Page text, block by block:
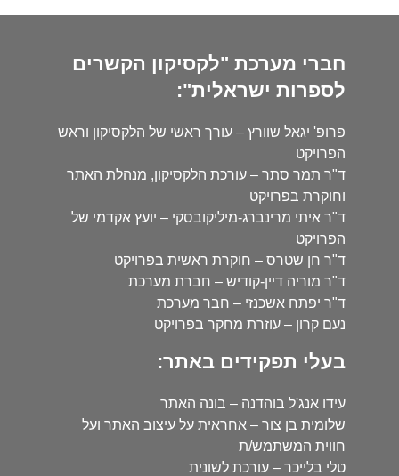
חברי מערכת "לקסיקון הקשרים
לספרות ישראלית":
פרופ' יגאל שוורץ – עורך ראשי של הלקסיקון וראש
הפרויקט
ד"ר תמר סתר – עורכת הלקסיקון, מנהלת האתר
וחוקרת בפרויקט
ד"ר איתי מרינברג-מיליקובסקי – יועץ אקדמי של
הפרויקט
ד"ר חן שטרס – חוקרת ראשית בפרויקט
ד"ר מוריה דיין-קודיש – חברת מערכת
ד"ר יפתח אשכנזי – חבר מערכת
נעם קרון – עוזרת מחקר בפרויקט
בעלי תפקידים באתר:
עידו אנג'ל בוהדנה – בונה האתר
שלומית בן צור – אחראית על עיצוב האתר ועל
חווית המשתמש/ת
טלי בלייכר – עורכת לשונית